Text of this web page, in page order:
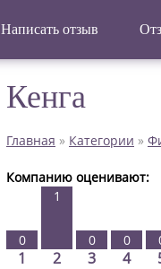
Написать отзыв
Кенга
Главная » Категории »
Компанию оценивают:
0
1
1
2
0
3
0
4